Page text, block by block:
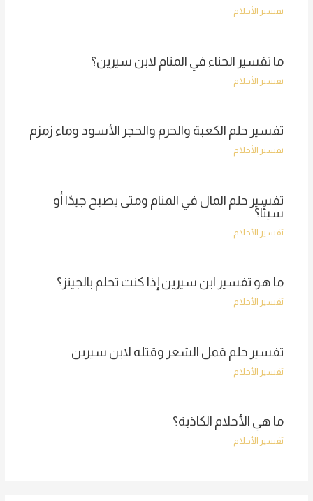
تفسير الأحلام
ما تفسير الحناء في المنام لابن سيرين؟
تفسير الأحلام
تفسير حلم الكعبة والحرم والحجر الأسود وماء زمزم
تفسير الأحلام
تفسير حلم المال في المنام ومتى يصبح جيدًا أو
سيئًا؟
تفسير الأحلام
ما هو تفسير ابن سيرين إذا كنت تحلم بالجينز؟
تفسير الأحلام
تفسير حلم قمل الشعر وقتله لابن سيرين
تفسير الأحلام
ما هي الأحلام الكاذبة؟
تفسير الأحلام